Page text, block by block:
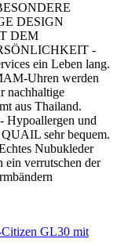
DESIGN
DEM
-
ein Leben lang.
Uhren werden
nachhaltige
aus Thailand.
und
sehr bequem.
Nubukleder
ein verrutschen der